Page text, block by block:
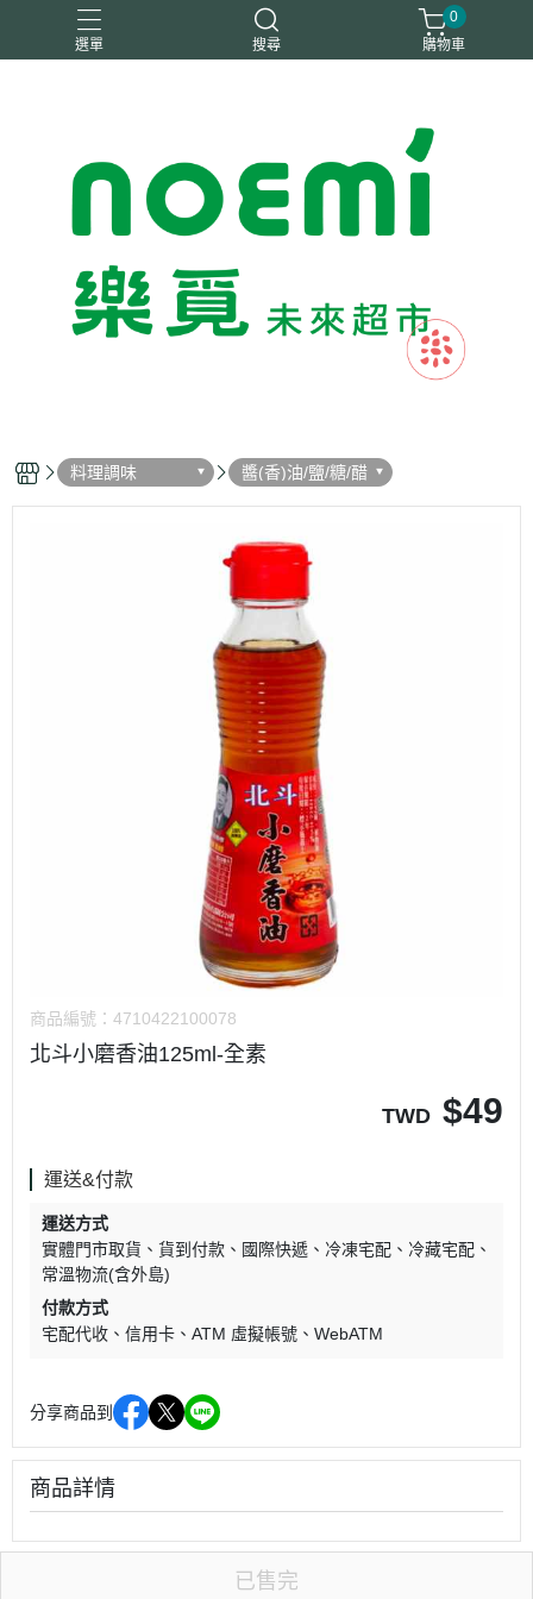
選單 搜尋
0
購物車
料理調味 醬(香)油/鹽/糖/醋
商品編號： 4710422100078
北斗小磨香油125ml-全素
TWD $49
運送&付款
運送方式
實體門市取貨
貨到付款 國際快遞 冷凍宅配
冷藏宅配
常溫物流(含外島)
付款方式
宅配代收
信用卡 ATM 虛擬帳號 WebATM
分享商品到
商品詳情
已售完